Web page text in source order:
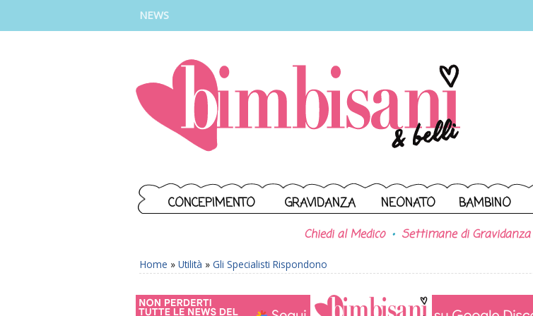
NEWS
CONCEPIMENTO GRAVIDANZA NEONATO BAMBINO
Chiedi al Medico Settimane di Gravidanza
Home » Utilità » Gli Specialisti Rispondono